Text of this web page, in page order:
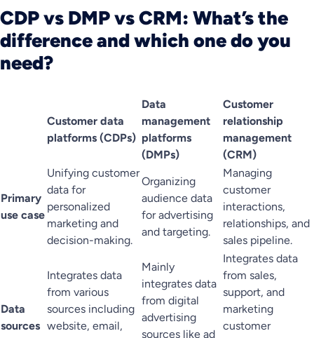
CDP vs DMP vs CRM: What’s the
difference and which one do you
need?
Customer data
platforms (CDPs)
Data
management
platforms
(DMPs)
Customer
relationship
management
(CRM)
Primary
use case
Unifying customer
data for
personalized
marketing and
decision-making.
Organizing
audience data
for advertising
and targeting.
Managing
customer
interactions,
relationships, and
sales pipeline.
Data
sources
Integrates data
from various
sources including
website, email,
Mainly
integrates data
from digital
advertising
sources like ad
Integrates data
from sales,
support, and
marketing
customer